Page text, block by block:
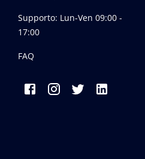
Supporto: Lun-Ven 09:00 -
17:00
FAQ